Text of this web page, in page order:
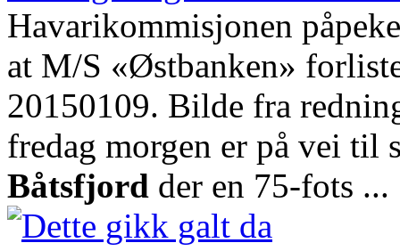
Havarikommisjonen
at M/S «Østbanken»
20150109. Bilde fra
fredag morgen er på vei til
Båtsfjord der en 75-fots ...